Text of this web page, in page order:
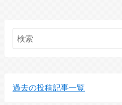
過去の投稿記事一覧